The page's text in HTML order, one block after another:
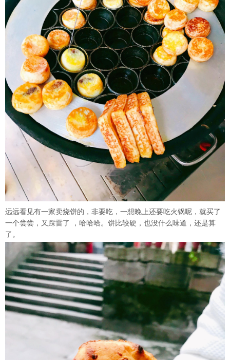
远远看见有一家卖烧饼的，非要吃，一想晚上还要吃火锅呢，就买了
一个尝尝，又踩雷了 ，哈哈哈。饼比较硬，也没什么味道，还是算
了。